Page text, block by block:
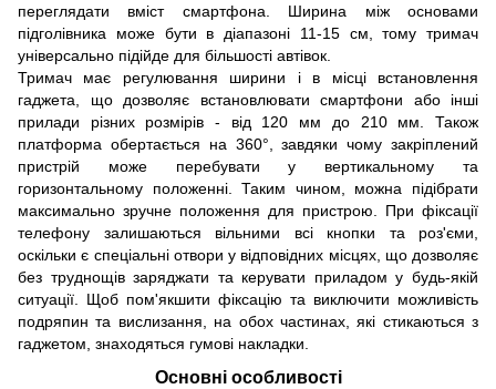
переглядати вміст смартфона. Ширина між основами
підголівника може бути в діапазоні 11-15 см, тому тримач
універсально підійде для більшості автівок.
Тримач має регулювання ширини і в місці встановлення
гаджета, що дозволяє встановлювати смартфони або інші
прилади різних розмірів - від 120 мм до 210 мм. Також
платформа обертається на 360°, завдяки чому закріплений
пристрій може перебувати у вертикальному та
горизонтальному положенні. Таким чином, можна підібрати
максимально зручне положення для пристрою. При фіксації
телефону залишаються вільними всі кнопки та роз'єми,
оскільки є спеціальні отвори у відповідних місцях, що дозволяє
без труднощів заряджати та керувати приладом у будь-якій
ситуації. Щоб пом'якшити фіксацію та виключити можливість
подряпин та вислизання, на обох частинах, які стикаються з
гаджетом, знаходяться гумові накладки.
Основні особливості